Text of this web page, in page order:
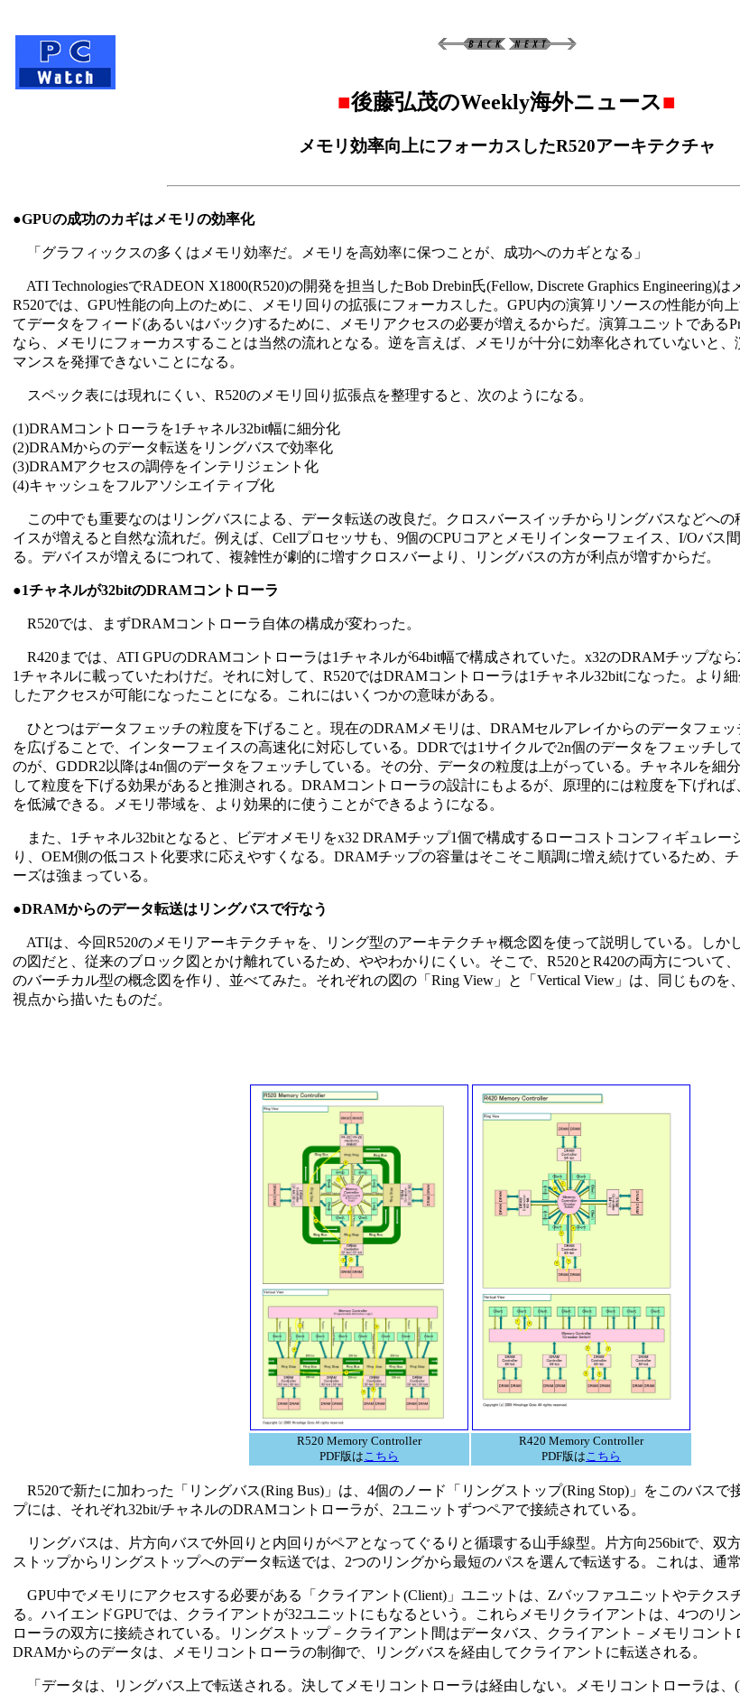
■後藤弘茂のWeekly海外ニュース■
メモリ効率向上にフォーカスしたR520アーキテクチャ
●GPUの成功のカギはメモリの効率化
「グラフィックスの多くはメモリ効率だ。メモリを高効率に保つことが、成功へのカギとなる」
ATI TechnologiesでRADEON X1800(R520)の開発を担当したBob Drebin氏(Fellow, Discrete Graphics Engineering)は
R520では、GPU性能の向上のために、メモリ回りの拡張にフォーカスした。GPU内の演算リソースの性能が向
てデータをフィード(あるいはバック)するために、メモリアクセスの必要が増えるからだ。演算ユニットである
なら、メモリにフォーカスすることは当然の流れとなる。逆を言えば、メモリが十分に効率化されていないと
マンスを発揮できないことになる。
スペック表には現れにくい、R520のメモリ回り拡張点を整理すると、次のようになる。
(1)DRAMコントローラを1チャネル32bit幅に細分化
(2)DRAMからのデータ転送をリングバスで効率化
(3)DRAMアクセスの調停をインテリジェント化
(4)キャッシュをフルアソシエイティブ化
この中でも重要なのはリングバスによる、データ転送の改良だ。クロスバースイッチからリングバスなどへ
イスが増えると自然な流れだ。例えば、Cellプロセッサも、9個のCPUコアとメモリインターフェイス、I/Oバス
る。デバイスが増えるにつれて、複雑性が劇的に増すクロスバーより、リングバスの方が利点が増すからだ。
●1チャネルが32bitのDRAMコントローラ
R520では、まずDRAMコントローラ自体の構成が変わった。
R420までは、ATI GPUのDRAMコントローラは1チャネルが64bit幅で構成されていた。x32のDRAMチップなら
1チャネルに載っていたわけだ。それに対して、R520ではDRAMコントローラは1チャネル32bitになった。より
したアクセスが可能になったことになる。これにはいくつかの意味がある。
ひとつはデータフェッチの粒度を下げること。現在のDRAMメモリは、DRAMセルアレイからのデータフェッ
を広げることで、インターフェイスの高速化に対応している。DDRでは1サイクルで2n個のデータをフェッチし
のが、GDDR2以降は4n個のデータをフェッチしている。その分、データの粒度は上がっている。チャネルを細
して粒度を下げる効果があると推測される。DRAMコントローラの設計にもよるが、原理的には粒度を下げれ
を低減できる。メモリ帯域を、より効果的に使うことができるようになる。
また、1チャネル32bitとなると、ビデオメモリをx32 DRAMチップ1個で構成するローコストコンフィギュレー
り、OEM側の低コスト化要求に応えやすくなる。DRAMチップの容量はそこそこ順調に増え続けているため、
ーズは強まっている。
●DRAMからのデータ転送はリングバスで行なう
ATIは、今回R520のメモリアーキテクチャを、リング型のアーキテクチャ概念図を使って説明している。しか
の図だと、従来のブロック図とかけ離れているため、ややわかりにくい。そこで、R520とR420の両方について
のバーチカル型の概念図を作り、並べてみた。それぞれの図の「Ring View」と「Vertical View」は、同じものを
視点から描いたものだ。
R520 Memory Controller
PDF版はこちら
R420 Memory Controller
PDF版はこちら
R520で新たに加わった「リングバス(Ring Bus)」は、4個のノード「リングストップ(Ring Stop)」をこのバスで
プには、それぞれ32bit/チャネルのDRAMコントローラが、2ユニットずつペアで接続されている。
リングバスは、片方向バスで外回りと内回りがペアとなってぐるりと循環する山手線型。片方向256bitで、双
ストップからリングストップへのデータ転送では、2つのリングから最短のパスを選んで転送する。これは、通
GPU中でメモリにアクセスする必要がある「クライアント(Client)」ユニットは、Zバッファユニットやテクス
る。ハイエンドGPUでは、クライアントが32ユニットにもなるという。これらメモリクライアントは、4つのリ
ローラの双方に接続されている。リングストップ－クライアント間はデータバス、クライアント－メモリコント
DRAMからのデータは、メモリコントローラの制御で、リングバスを経由してクライアントに転送される。
「データは、リングバス上で転送される。決してメモリコントローラは経由しない。メモリコントローラは、